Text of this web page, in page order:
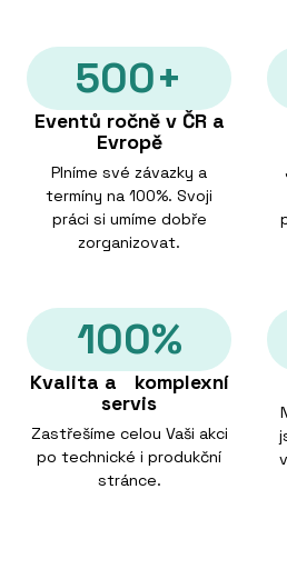
500+
Eventů ročně v ČR a
Evropě
Plníme své závazky a
termíny na 100%. Svoji
práci si umíme dobře
zorganizovat.
100%
Kvalita a komplexní
servis
Zastřešíme celou Vaši akci
po technické i produkční
stránce.